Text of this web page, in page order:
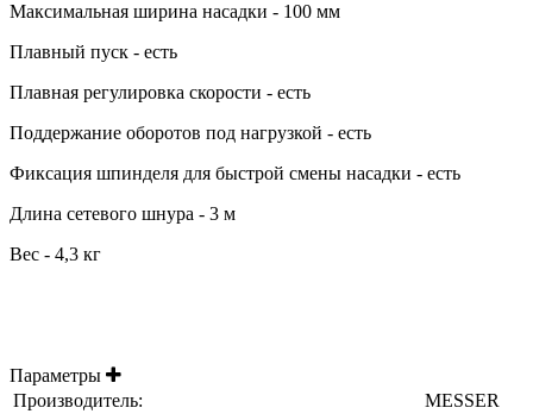
Максимальная ширина насадки - 100 мм
Плавный пуск - есть
Плавная регулировка скорости - есть
Поддержание оборотов под нагрузкой - есть
Фиксация шпинделя для быстрой смены насадки - есть
Длина сетевого шнура - 3 м
Вес - 4,3 кг
Параметры
Производитель:
MESSER